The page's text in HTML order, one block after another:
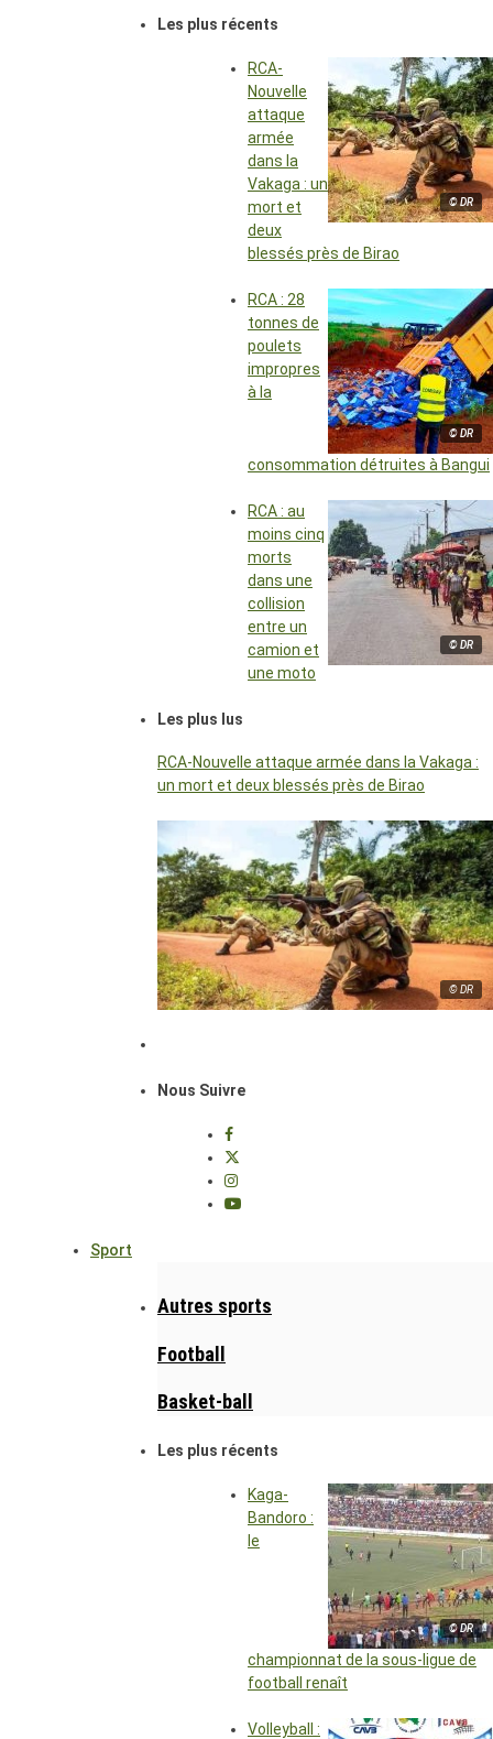
Les plus récents
© DR
RCA-
Nouvelle
attaque
armée
dans la
Vakaga : un
mort et
deux
blessés près de Birao
© DR
RCA : 28
tonnes de
poulets
impropres
à la
consommation détruites à Bangui
© DR
RCA : au
moins cinq
morts
dans une
collision
entre un
camion et
une moto
Les plus lus
RCA-Nouvelle attaque armée dans la Vakaga :
un mort et deux blessés près de Birao
© DR
Nous Suivre
Sport
Autres sports
Football
Basket-ball
Les plus récents
© DR
Kaga-
Bandoro :
le
championnat de la sous-ligue de
football renaît
Volleyball :